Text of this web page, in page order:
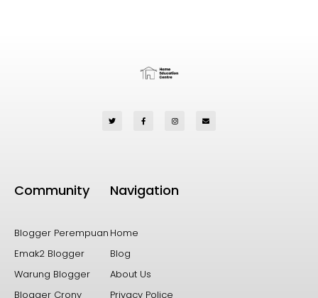
Community
Blogger Perempuan
Emak2 Blogger
Warung Blogger
Blogger Crony
Navigation
Home
Blog
About Us
Privacy Police